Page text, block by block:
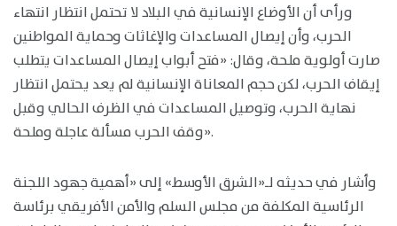
ورأى أن الأوضاع الإنسانية في البلاد لا تحتمل انتظار انتهاء
الحرب، وأن إيصال المساعدات والإغاثات وحماية المواطنين
صارت أولوية ملحة، وقال: «فتح أبواب إيصال المساعدات يتطلب
إيقاف الحرب، لكن حجم المعاناة الإنسانية لم يعد يحتمل انتظار
نهاية الحرب، وتوصيل المساعدات في الظرف الحالي وقبل
وقف الحرب مسألة عاجلة وملحة».
وأشار في حديثه لـ«الشرق الأوسط» إلى «أهمية جهود اللجنة
الرئاسية المكلفة من مجلس السلم والأمن الأفريقي برئاسة